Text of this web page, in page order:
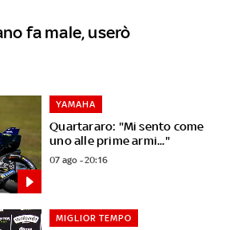
fa male, userò
Quartararo: "Mi sento come
uno alle prime armi..."
YAMAHA
07 ago - 20:16
MIGLIOR TEMPO